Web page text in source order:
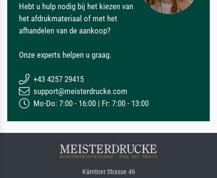
Hebt u hulp nodig bij het kiezen van
het afdrukmateriaal of met het
afhandelen van de aankoop?
Onze experts helpen u graag.
+43 4257 29415
support@meisterdrucke.com
Mo-Do: 7:00 - 16:00 | Fr: 7:00 - 13:00
Kärntner Strasse 46